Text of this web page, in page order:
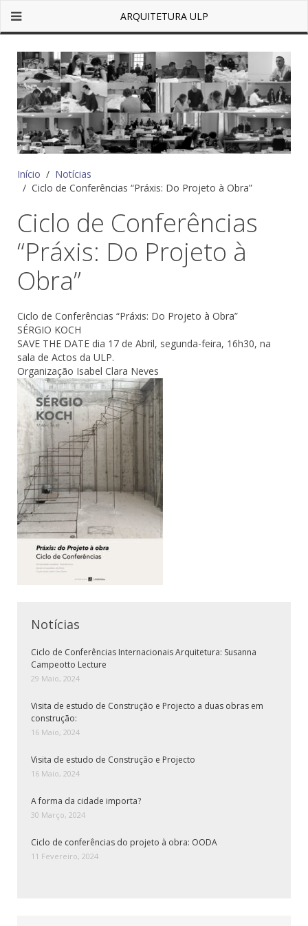
ARQUITETURA ULP
Início
Notícias
Ciclo de Conferências “Práxis: Do Projeto à Obra”
Ciclo de Conferências
“Práxis: Do Projeto à
Obra”
Ciclo de Conferências “Práxis: Do Projeto à Obra”
SÉRGIO KOCH
SAVE THE DATE dia 17 de Abril, segunda-feira, 16h30, na
sala de Actos da ULP.
Organização Isabel Clara Neves
Notícias
Ciclo de Conferências Internacionais Arquitetura: Susanna
Campeotto Lecture
29 Maio, 2024
Visita de estudo de Construção e Projecto a duas obras em
construção:
16 Maio, 2024
Visita de estudo de Construção e Projecto
16 Maio, 2024
A forma da cidade importa?
30 Março, 2024
Ciclo de conferências do projeto à obra: OODA
11 Fevereiro, 2024